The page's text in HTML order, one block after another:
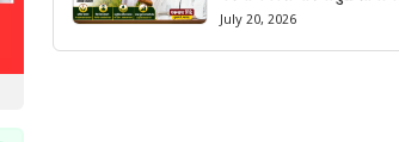
अर्थव्यवस्थेला मिळणार मोठी गती.
July 20, 2026